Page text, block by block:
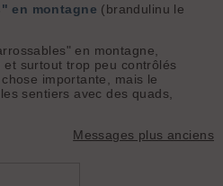
en montagne (brandulinu le
en montagne,
surtout trop peu contrôlés
importante, mais le
sentiers avec des quads,
Messages plus anciens